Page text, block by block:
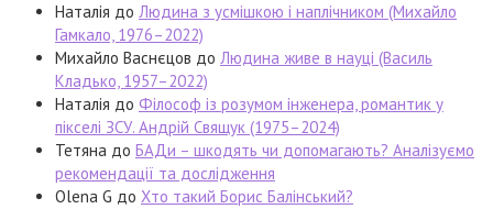
Наталія до Людина з усмішкою і наплічником (Михайло
Гамкало, 1976–2022)
Михайло Васнєцов до Людина живе в науці (Василь
Кладько, 1957–2022)
Наталія до Філософ із розумом інженера, романтик у
пікселі ЗСУ. Андрій Свящук (1975–2024)
Тетяна до БАДи – шкодять чи допомагають? Аналізуємо
рекомендації та дослідження
Olena G до Хто такий Борис Балінський?